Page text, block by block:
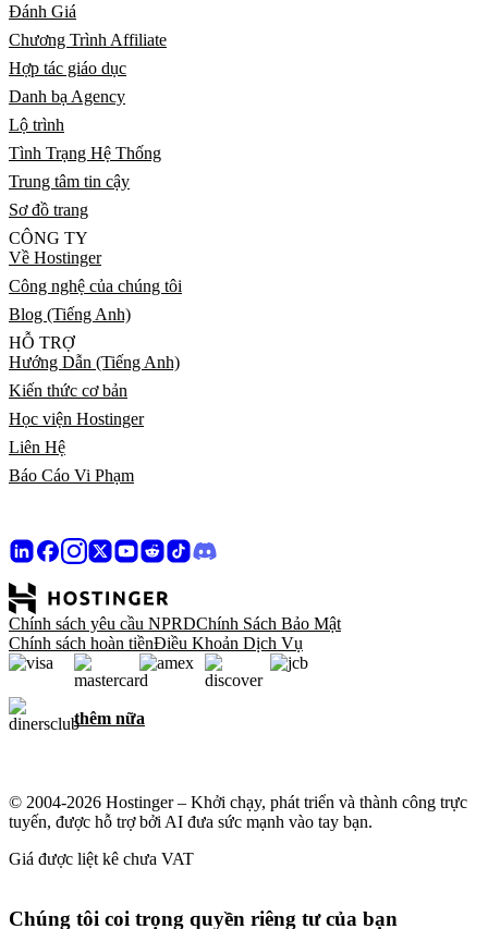
Đánh Giá
Chương Trình Affiliate
Hợp tác giáo dục
Danh bạ Agency
Lộ trình
Tình Trạng Hệ Thống
Trung tâm tin cậy
Sơ đồ trang
CÔNG TY
Về Hostinger
Công nghệ của chúng tôi
Blog (Tiếng Anh)
HỖ TRỢ
Hướng Dẫn (Tiếng Anh)
Kiến thức cơ bản
Học viện Hostinger
Liên Hệ
Báo Cáo Vi Phạm
Chính sách yêu cầu NPRDChính Sách Bảo Mật
Chính sách hoàn tiềnĐiều Khoản Dịch Vụ
thêm nữa
© 2004-2026 Hostinger – Khởi chạy, phát triển và thành công trực
tuyến, được hỗ trợ bởi AI đưa sức mạnh vào tay bạn.
Giá được liệt kê chưa VAT
Chúng tôi coi trọng quyền riêng tư của bạn